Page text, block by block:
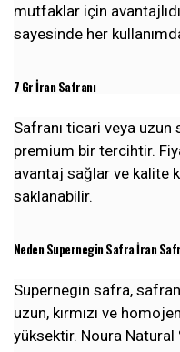
mutfaklar için
sayesinde her
7 Gr İran Safranı
Safranı ticari veya
premium bir tercihtir.
avantaj sağlar ve kalite
saklanabilir.
Neden Supernegin Safra İran
Supernegin safra,
uzun, kırmızı ve
yüksektir. Noura